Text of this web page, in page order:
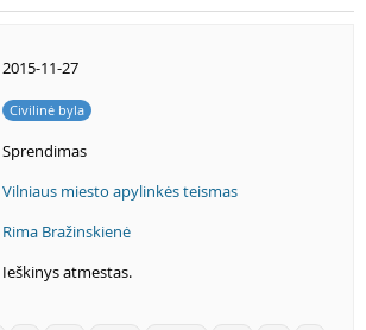
2015-11-27
Civilinė byla
Sprendimas
Vilniaus miesto apylinkės teismas
Rima Bražinskienė
Ieškinys atmestas.